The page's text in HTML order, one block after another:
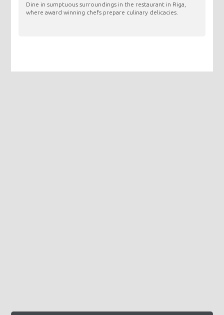
​Dine in sumptuous surroundings in the restaurant in Riga,
where award winning chefs prepare culinary delicacies.